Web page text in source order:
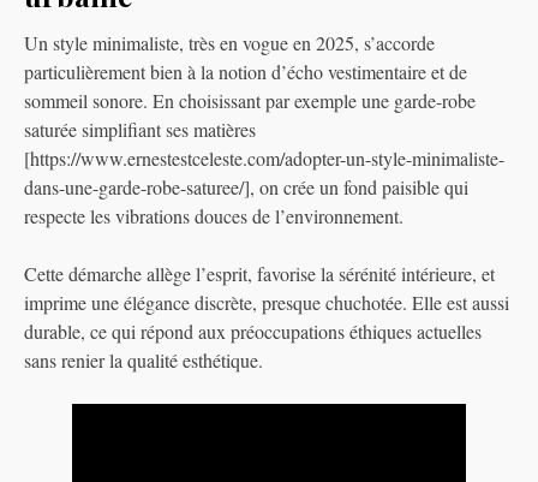
Un style minimaliste, très en vogue en 2025, s’accorde
particulièrement bien à la notion d’écho vestimentaire et de
sommeil sonore. En choisissant par exemple une garde-robe
saturée simplifiant ses matières
[https://www.ernestestceleste.com/adopter-un-style-minimaliste-
dans-une-garde-robe-saturee/], on crée un fond paisible qui
respecte les vibrations douces de l’environnement.
Cette démarche allège l’esprit, favorise la sérénité intérieure, et
imprime une élégance discrète, presque chuchotée. Elle est aussi
durable, ce qui répond aux préoccupations éthiques actuelles
sans renier la qualité esthétique.